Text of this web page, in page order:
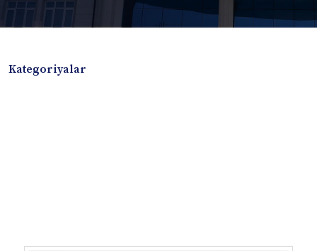
Kategoriyalar